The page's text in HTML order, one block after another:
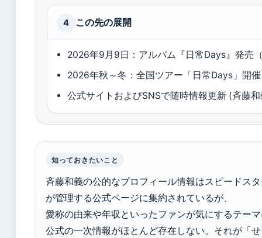
4 この先の展開
2026年9月9日：アルバム『日常Days』発売
2026年秋～冬：全国ツアー「日常Days」開
公式サイトおよびSNSで随時情報更新 (斉藤
知っておきたいこと
斉藤和義の公的なプロフィール情報はスピードス
が管理する公式ページに集約されているが、
愛称の由来や年収といったファンが気にするテー
公式の一次情報がほとんど存在しない。それが「